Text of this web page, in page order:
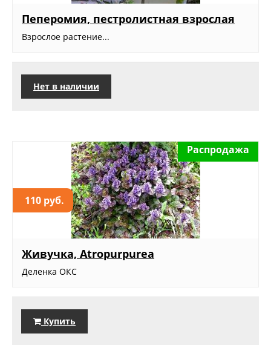
Пеперомия, пестролистная взрослая
Взрослое растение...
Нет в наличии
110 руб.
Распродажа
Живучка, Atropurpurea
Деленка ОКС
Купить